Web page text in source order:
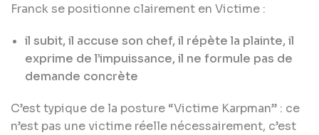
Franck se positionne clairement en Victime :
il subit, il accuse son chef, il répète la plainte, il
exprime de l’impuissance, il ne formule pas de
demande concrète
C’est typique de la posture “Victime Karpman” : ce
n’est pas une victime réelle nécessairement, c’est